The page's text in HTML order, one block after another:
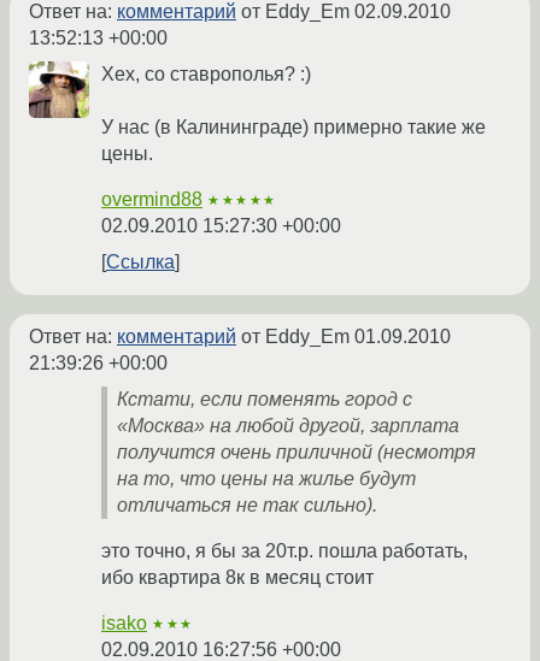
Ответ на: комментарий от Eddy_Em 02.09.2010
13:52:13 +00:00
Хех, со ставрополья? :)
У нас (в Калининграде) примерно такие же
цены.
overmind88 ★★★★★
02.09.2010 15:27:30 +00:00
Ссылка
Ответ на: комментарий от Eddy_Em 01.09.2010
21:39:26 +00:00
Кстати, если поменять город с
«Москва» на любой другой, зарплата
получится очень приличной (несмотря
на то, что цены на жилье будут
отличаться не так сильно).
это точно, я бы за 20т.р. пошла работать,
ибо квартира 8к в месяц стоит
isako ★★★
02.09.2010 16:27:56 +00:00